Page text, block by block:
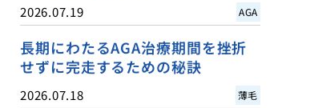
2026.07.19 AGA
長期にわたるAGA治療期間を挫折
せずに完走するための秘訣
2026.07.18 薄毛